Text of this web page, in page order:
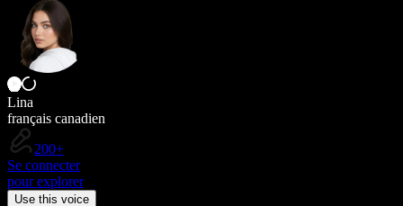
Lina
français canadien
200+
Se connecter
pour explorer
Use this voice